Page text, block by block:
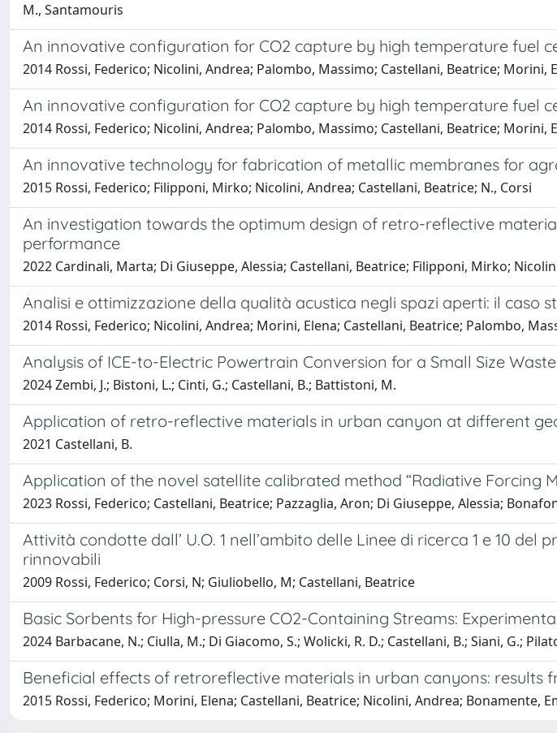
M., Santamouris
An innovative configuration for CO2 capture by high temperature fuel
2014 Rossi, Federico; Nicolini, Andrea; Palombo, Massimo; Castellani, Beatrice; Morini,
An innovative configuration for CO2 capture by high temperature fuel
2014 Rossi, Federico; Nicolini, Andrea; Palombo, Massimo; Castellani, Beatrice; Morini,
An innovative technology for fabrication of metallic membranes for
2015 Rossi, Federico; Filipponi, Mirko; Nicolini, Andrea; Castellani, Beatrice; N., Corsi
An investigation towards the optimum design of retro-reflective
performance
2022 Cardinali, Marta; Di Giuseppe, Alessia; Castellani, Beatrice; Filipponi, Mirko;
Analisi e ottimizzazione della qualità acustica negli spazi aperti: il caso
2014 Rossi, Federico; Nicolini, Andrea; Morini, Elena; Castellani, Beatrice; Palombo,
Analysis of ICE-to-Electric Powertrain Conversion for a Small Size
2024 Zembi, J.; Bistoni, L.; Cinti, G.; Castellani, B.; Battistoni, M.
Application of retro-reflective materials in urban canyon at different
2021 Castellani, B.
Application of the novel satellite calibrated method “Radiative Forcing
2023 Rossi, Federico; Castellani, Beatrice; Pazzaglia, Aron; Di Giuseppe, Alessia;
Attività condotte dall’ U.O. 1 nell’ambito delle Linee di ricerca 1 e 10
rinnovabili
2009 Rossi, Federico; Corsi, N; Giuliobello, M; Castellani, Beatrice
Basic Sorbents for High-pressure CO2-Containing Streams:
2024 Barbacane, N.; Ciulla, M.; Di Giacomo, S.; Wolicki, R. D.; Castellani, B.; Siani, G.;
Beneficial effects of retroreflective materials in urban canyons: results
2015 Rossi, Federico; Morini, Elena; Castellani, Beatrice; Nicolini, Andrea; Bonamente,